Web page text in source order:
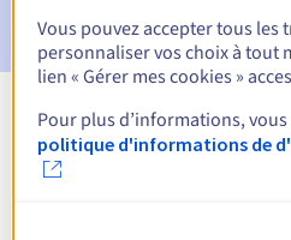
Voir toutes les
Vous pouvez accepter tous les
personnaliser vos choix à tout
lien « Gérer mes cookies »
Pour plus d’informations,
politique d'informations de